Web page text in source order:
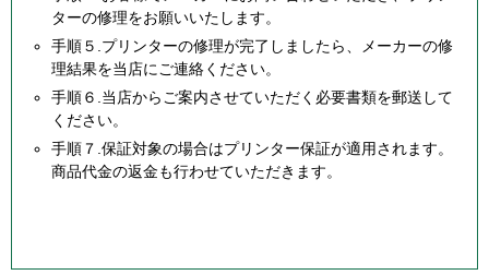
ターの修理をお願いいたします。
手順５.プリンターの修理が完了しましたら、メーカーの修
理結果を当店にご連絡ください。
手順６.当店からご案内させていただく必要書類を郵送して
ください。
手順７.保証対象の場合はプリンター保証が適用されます。
商品代金の返金も行わせていただきます。